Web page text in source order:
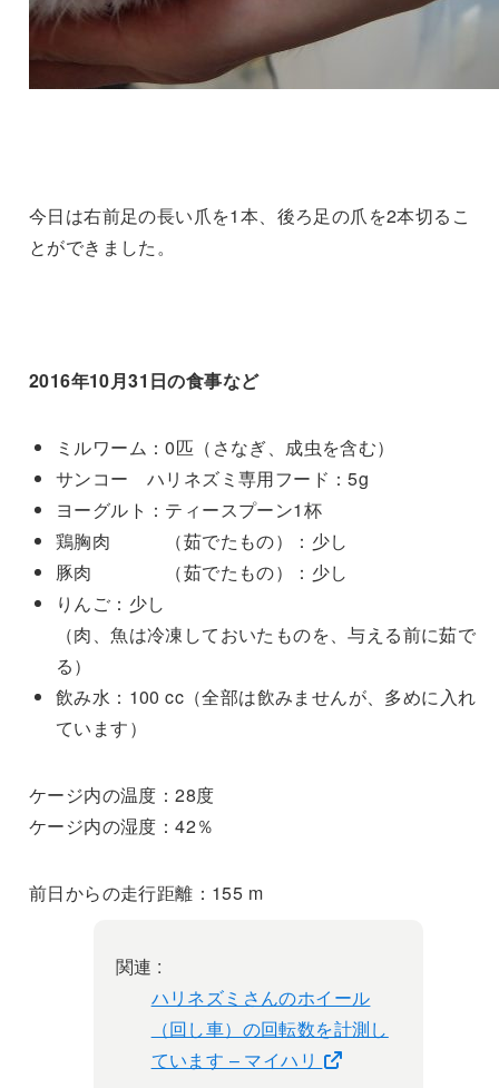
今日は右前足の長い爪を1本、後ろ足の爪を2本切るこ
とができました。
2016年10月31日の食事など
ミルワーム：0匹（さなぎ、成虫を含む）
サンコー ハリネズミ専用フード：5g
ヨーグルト：ティースプーン1杯
鶏胸肉 （茹でたもの）：少し
豚肉 （茹でたもの）：少し
りんご：少し
（肉、魚は冷凍しておいたものを、与える前に茹で
る）
飲み水：100 cc（全部は飲みませんが、多めに入れ
ています）
ケージ内の温度：28度
ケージ内の湿度：42％
前日からの走行距離：155 m
関連 :
ハリネズミさんのホイール
（回し車）の回転数を計測し
ています – マイハリ